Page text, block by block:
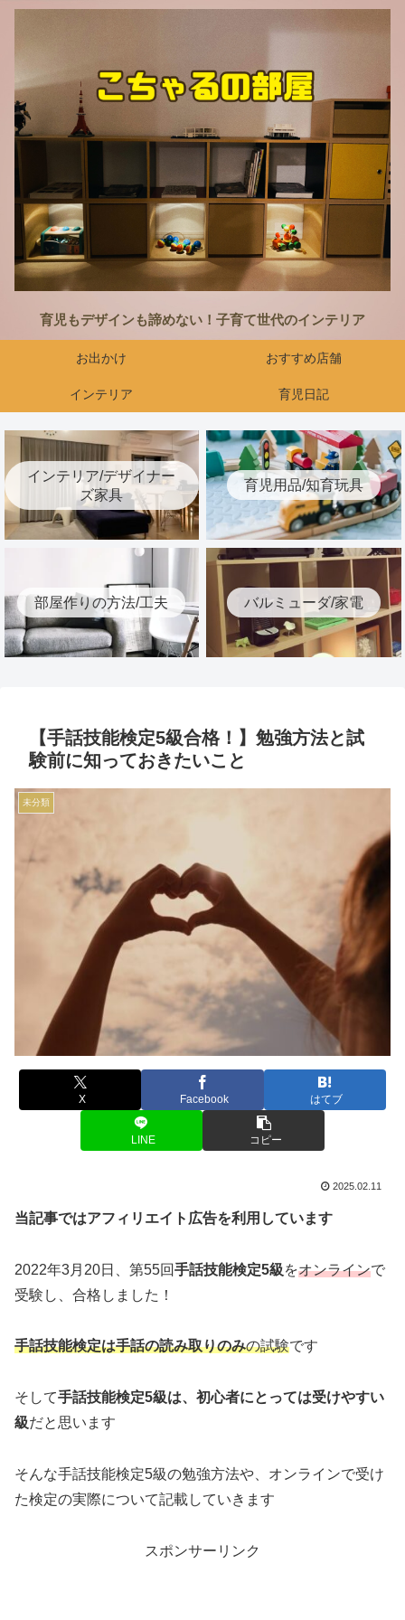
育児もデザインも諦めない！子育て世代のインテリア
お出かけ おすすめ店舗
インテリア 育児日記
インテリア/デザイナー
ズ家具
育児用品/知育玩具
部屋作りの方法/工夫 バルミューダ/家電
【手話技能検定5級合格！】勉強方法と試
験前に知っておきたいこと
未分類
X Facebook はてブ
LINE コピー
2025.02.11
当記事ではアフィリエイト広告を利用しています
2022年3月20日、第55回手話技能検定5級をオンラインで
受験し、合格しました！
手話技能検定は手話の読み取りのみの試験です
そして手話技能検定5級は、初心者にとっては受けやすい
級だと思います
そんな手話技能検定5級の勉強方法や、オンラインで受け
た検定の実際について記載していきます
スポンサーリンク